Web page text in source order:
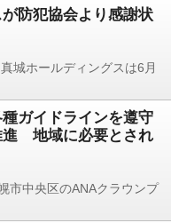
防犯協会より感謝状
城ホールディングスは6月
ガイドラインを遵守
進 地域に必要とされ
市中央区のANAクラウンプ